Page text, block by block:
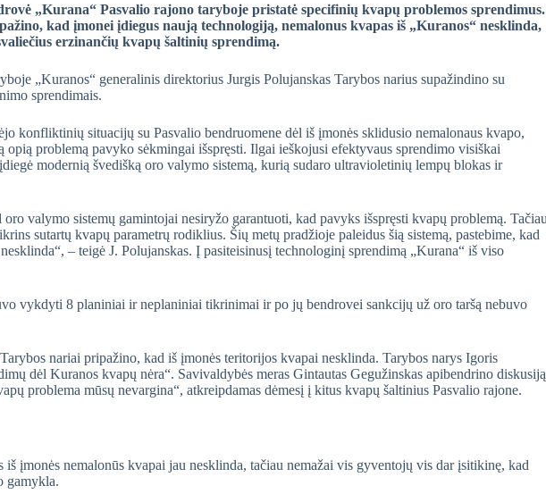
„Kurana“ Pasvalio rajono taryboje pristatė specifinių kvapų problemos sprendimus.
kad įmonei įdiegus naują technologiją, nemalonus kvapas iš „Kuranos“ nesklinda,
erzinančių kvapų šaltinių sprendimą.
„Kuranos“ generalinis direktorius Jurgis Polujanskas Tarybos narius supažindino su
sprendimais.
konfliktinių situacijų su Pasvalio bendruomene dėl iš įmonės sklidusio nemalonaus kvapo,
opią problemą pavyko sėkmingai išspręsti. Ilgai ieškojusi efektyvaus sprendimo visiškai
modernią švedišką oro valymo sistemą, kurią sudaro ultravioletinių lempų blokas ir
valymo sistemų gamintojai nesiryžo garantuoti, kad pavyks išspręsti kvapų problemą.
sutartų kvapų parametrų rodiklius. Šių metų pradžioje paleidus šią sistemą, pastebime, kad
– teigė J. Polujanskas. Į pasiteisinusį technologinį sprendimą „Kurana“ iš viso
vykdyti 8 planiniai ir neplaniniai tikrinimai ir po jų bendrovei sankcijų už oro taršą nebuvo
nariai pripažino, kad iš įmonės teritorijos kvapai nesklinda. Tarybos narys Igoris
dėl Kuranos kvapų nėra“. Savivaldybės meras Gintautas Gegužinskas apibendrino
problema mūsų nevargina“, atkreipdamas dėmesį į kitus kvapų šaltinius Pasvalio rajone.
iš įmonės nemalonūs kvapai jau nesklinda, tačiau nemažai vis gyventojų vis dar įsitikinę, kad
gamykla.